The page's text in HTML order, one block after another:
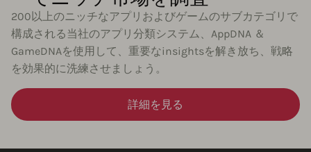
200以上のニッチなアプリおよびゲームのサブカテゴリで
構成される当社のアプリ分類システム、AppDNA ＆
GameDNAを使用して、重要なinsightsを解き放ち、戦略
を効果的に洗練させましょう。
詳細を見る